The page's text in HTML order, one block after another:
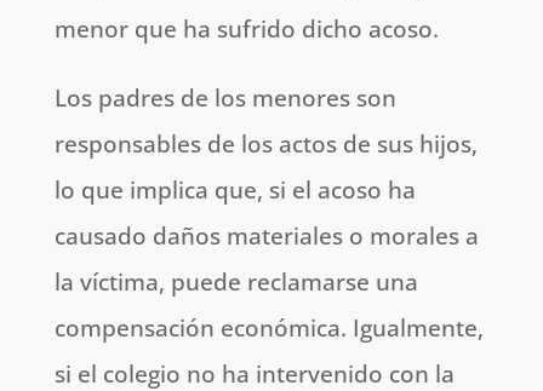
menor que ha sufrido dicho acoso.
Los padres de los menores son
responsables de los actos de sus hijos,
lo que implica que, si el acoso ha
causado daños materiales o morales a
la víctima, puede reclamarse una
compensación económica. Igualmente,
si el colegio no ha intervenido con la